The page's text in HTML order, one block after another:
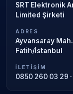
SRT Elektronik
Limited Şirketi
ADRES
Ayvansaray
Fatih/İstanbul
İLETIŞIM
0850 260 03 29 ·